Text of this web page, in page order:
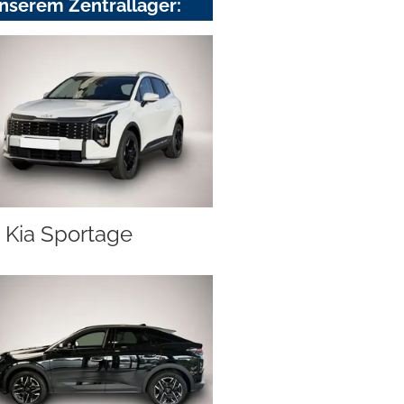
Zentrallager:
Kia Sportage